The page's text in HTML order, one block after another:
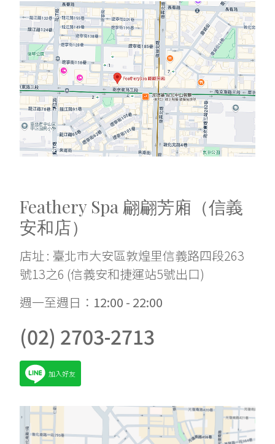
Feathery Spa 翩翩芳廂（信義
安和店）
店址 : 臺北市大安區敦煌里信義路四段263
號13之6 (信義安和捷運站5號出口)
週一至週日： 12:00 - 22:00
(02) 2703-2713
加入好友